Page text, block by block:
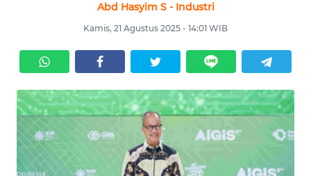
Abd Hasyim S - Industri
Kamis, 21 Agustus 2025 - 14:01 WIB
KRIMINAL
EKUIN
SAINS-TEKNO
KESEHATAN